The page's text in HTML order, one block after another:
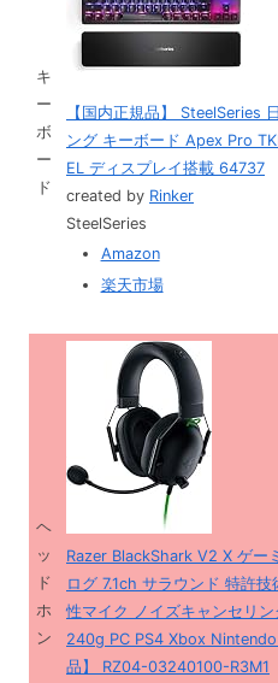
キ
ー
ボ
ー
ド
【国内正規品】 SteelSeries
ング キーボード Apex Pro
EL ディスプレイ搭載 64737
created by Rinker
SteelSeries
Amazon
楽天市場
ヘ
ッ
ド
ホ
ン
Razer BlackShark V2 X ゲー
ログ 7.1ch サラウンド 特許
性マイク ノイズキャンセリ
240g PC PS4 Xbox
品】 RZ04-03240100-R3M1